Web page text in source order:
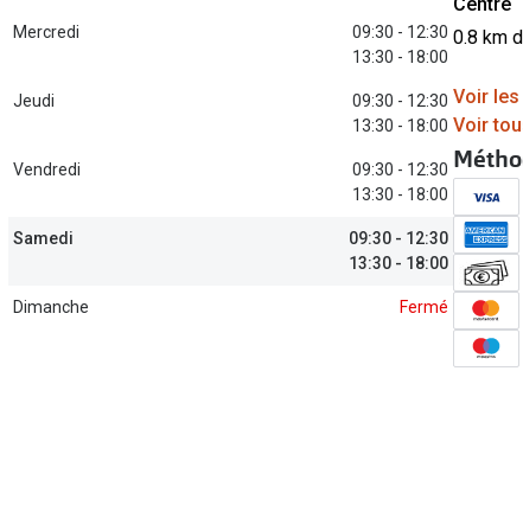
de lentilles
Toutes les marques de solaires
Blog
Mercredi
09:30 - 12:30
13:30 - 18:00
Jeudi
09:30 - 12:30
13:30 - 18:00
Vendredi
09:30 - 12:30
13:30 - 18:00
Samedi
09:30 - 12:30
13:30 - 18:00
Dimanche Fermé
0.8 km
Voir
Voir